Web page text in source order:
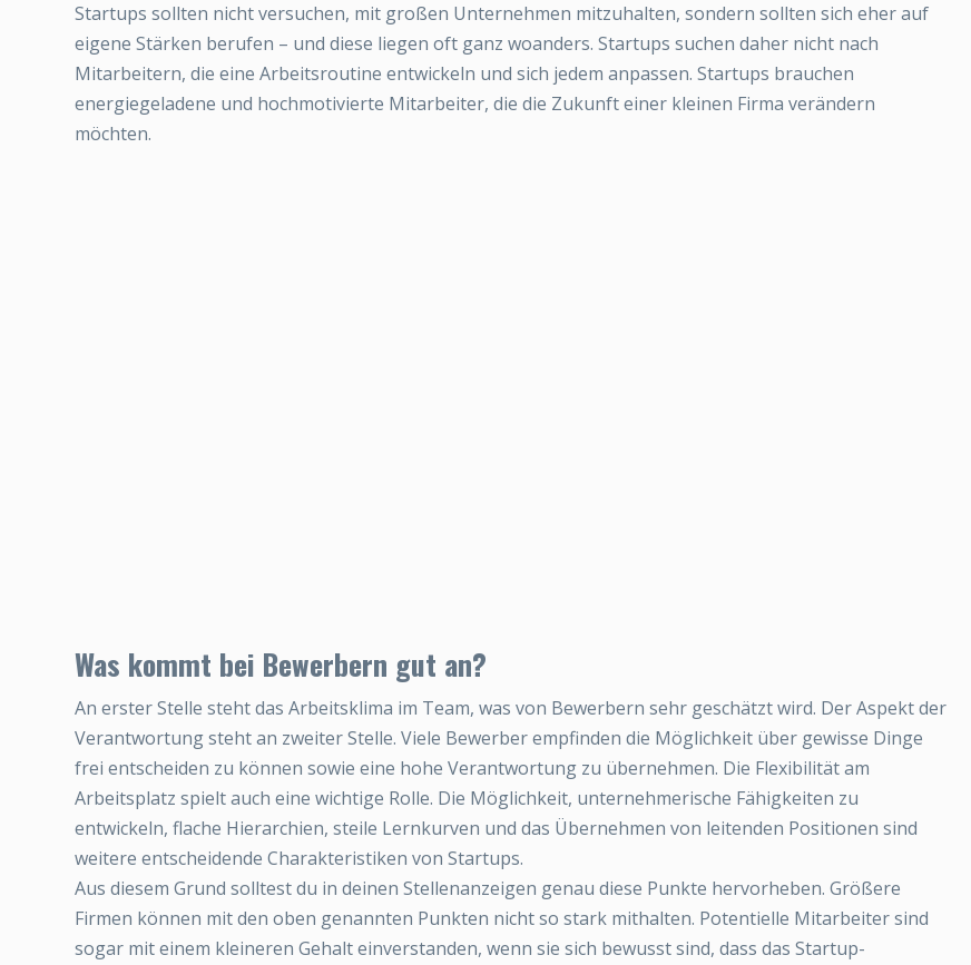
Startups sollten nicht versuchen, mit großen Unternehmen mitzuhalten, sondern sollten sich eher auf
eigene Stärken berufen – und diese liegen oft ganz woanders. Startups suchen daher nicht nach
Mitarbeitern, die eine Arbeitsroutine entwickeln und sich jedem anpassen. Startups brauchen
energiegeladene und hochmotivierte Mitarbeiter, die die Zukunft einer kleinen Firma verändern
möchten.
Was kommt bei Bewerbern gut an?
An erster Stelle steht das Arbeitsklima im Team, was von Bewerbern sehr geschätzt wird. Der Aspekt der
Verantwortung steht an zweiter Stelle. Viele Bewerber empfinden die Möglichkeit über gewisse Dinge
frei entscheiden zu können sowie eine hohe Verantwortung zu übernehmen. Die Flexibilität am
Arbeitsplatz spielt auch eine wichtige Rolle. Die Möglichkeit, unternehmerische Fähigkeiten zu
entwickeln, flache Hierarchien, steile Lernkurven und das Übernehmen von leitenden Positionen sind
weitere entscheidende Charakteristiken von Startups.
Aus diesem Grund solltest du in deinen Stellenanzeigen genau diese Punkte hervorheben. Größere
Firmen können mit den oben genannten Punkten nicht so stark mithalten. Potentielle Mitarbeiter sind
sogar mit einem kleineren Gehalt einverstanden, wenn sie sich bewusst sind, dass das Startup-